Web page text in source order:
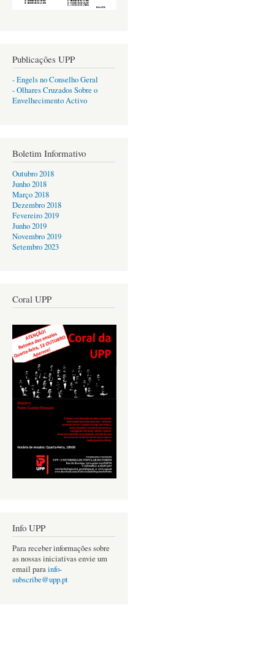
Publicações UPP
- Engels no Conselho Geral
- Olhares Cruzados Sobre o
Envelhecimento Activo
Boletim Informativo
Outubro 2018
Junho 2018
Março 2018
Dezembro 2018
Fevereiro 2019
Junho 2019
Novembro 2019
Setembro 2023
Coral UPP
Info UPP
Para receber informações sobre
as nossas iniciativas envie um
email parainfo-
subscribe@upp.pt